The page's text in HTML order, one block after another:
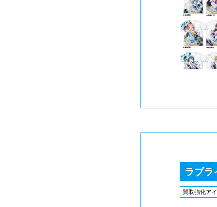
ラブ
買取強化ア